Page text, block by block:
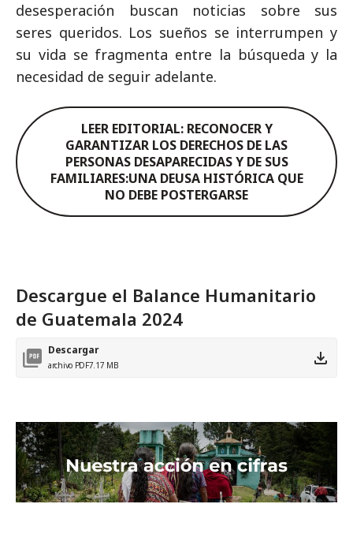
desesperación buscan noticias sobre sus
seres queridos. Los sueños se interrumpen y
su vida se fragmenta entre la búsqueda y la
necesidad de seguir adelante.
LEER EDITORIAL: RECONOCER Y
GARANTIZAR LOS DERECHOS DE LAS
PERSONAS DESAPARECIDAS Y DE SUS
FAMILIARES:UNA DEUSA HISTÓRICA QUE
NO DEBE POSTERGARSE
Descargue el Balance Humanitario
de Guatemala 2024
Descargar
archivo PDF7.17 MB